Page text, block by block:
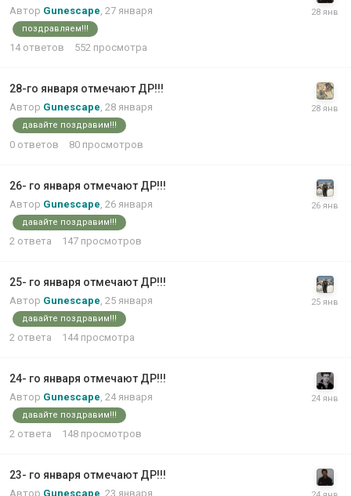
Автор Gunescape, 27 января
поздравляем!!!
14 ответов 552 просмотра
28-го января отмечают ДР!!!
Автор Gunescape, 28 января
давайте поздравим!!!
0 ответов 80 просмотров
26- го января отмечают ДР!!!
Автор Gunescape 26 января
давайте поздравим!!!
2 ответа 147 просмотров
25- го января отмечают ДР!!!
Автор Gunescape 25 января
давайте поздравим!!!
2 ответа 144 просмотра
24- го января отмечают ДР!!!
Автор Gunescape 24 января
давайте поздравим!!!
2 ответа 148 просмотров
23- го января отмечают ДР!!!
Автор Gunescape, 23 января